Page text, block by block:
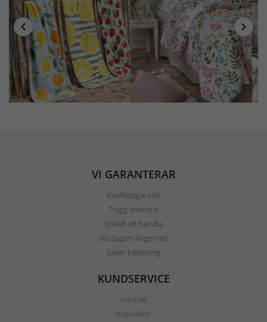
VI GARANTERAR
Kvalitetsgaranti
Trygg leverans
Enkelt att handla
30 dagars ångerrätt
Säker betalning
KUNDSERVICE
Kontakt
Köpvillkor